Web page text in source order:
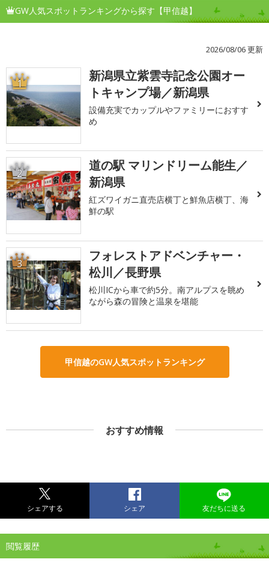
GW人気スポットランキングから探す【甲信越】
2026/08/06 更新
1
新潟県立紫雲寺記念公園オー
トキャンプ場／新潟県
設備充実でカップルやファミリーにおすす
め
2
道の駅 マリンドリーム能生／
新潟県
紅ズワイガニ直売店横丁と鮮魚店横丁、海
鮮の駅
3
フォレストアドベンチャー・
松川／長野県
松川ICから車で約5分。南アルプスを眺め
ながら森の冒険と温泉を堪能
甲信越のGW人気スポットランキング
おすすめ情報
シェアする シェア 友だちに送る
閲覧履歴